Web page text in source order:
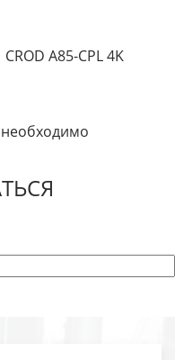
A85-CPL 4K